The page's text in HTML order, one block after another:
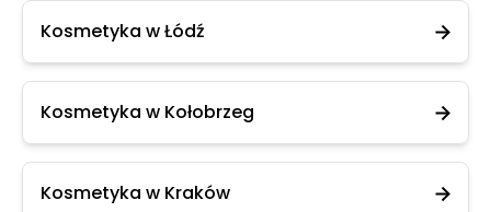
Kosmetyka w Łódź
Kosmetyka w Kołobrzeg
Kosmetyka w Kraków